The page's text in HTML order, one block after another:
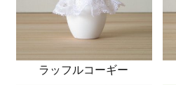
ラッフルコーギー